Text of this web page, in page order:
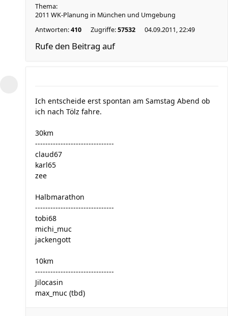
Thema:
2011 WK-Planung in München und Umgebung
Antworten:410 Zugriffe:57532 04.09.2011, 22:49
Rufe den Beitrag auf
Ich entscheide erst spontan am Samstag Abend ob
ich nach Tölz fahre.
30km
-------------------------------
claud67
karl65
zee
Halbmarathon
-------------------------------
tobi68
michi_muc
jackengott
10km
-------------------------------
Jilocasin
max_muc (tbd)